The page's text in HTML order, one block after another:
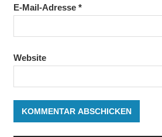
E-Mail-Adresse *
Website